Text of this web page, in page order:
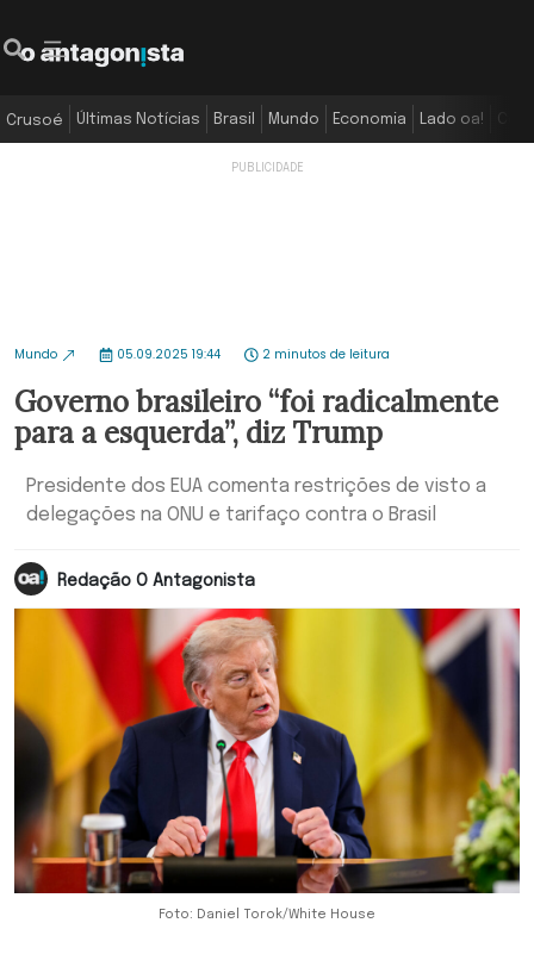
Crusoé Últimas Notícias Brasil Mundo Economia Lado oa!
Mundo 05.09.2025 19:44 2 minutos de leitura
Governo brasileiro “foi radicalmente
para a esquerda”, diz Trump
Presidente dos EUA comenta restrições de visto a
delegações na ONU e tarifaço contra o Brasil
Redação O Antagonista
Foto: Daniel Torok/White House